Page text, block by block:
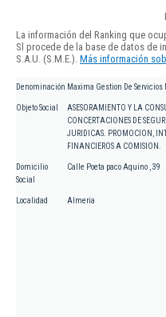
La información del Ranking que
Sl procede de la base de datos de
S.A.U. (S.M.E.). Más información
Denominación Maxima Gestion De Servicios
Objeto Social
ASESORAMIENTO Y LA
CONCERTACIONES DE
JURIDICAS. PROMOCION,
FINANCIEROS A COMISION.
Domicilio
Social
Calle Poeta paco Aquino , 39
Localidad Almeria